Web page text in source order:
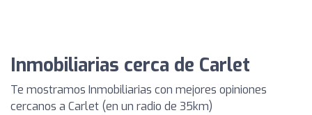
Inmobiliarias cerca de Carlet
Te mostramos Inmobiliarias con mejores opiniones
cercanos a Carlet (en un radio de 35km)